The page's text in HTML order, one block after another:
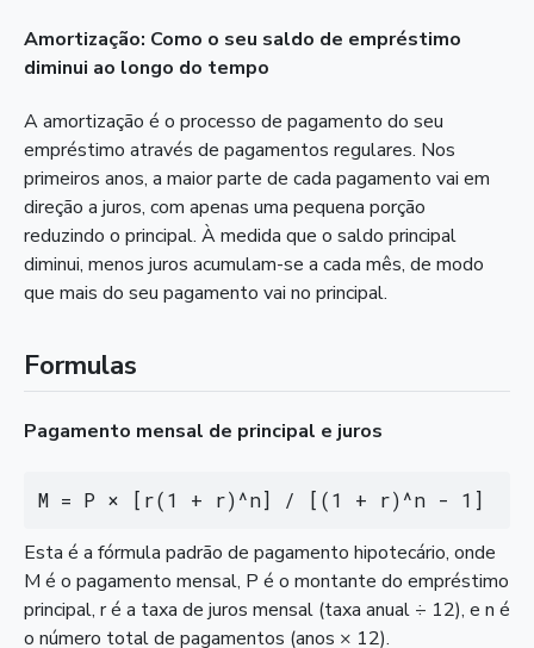
Amortização: Como o seu saldo de empréstimo
diminui ao longo do tempo
A amortização é o processo de pagamento do seu
empréstimo através de pagamentos regulares. Nos
primeiros anos, a maior parte de cada pagamento vai em
direção a juros, com apenas uma pequena porção
reduzindo o principal. À medida que o saldo principal
diminui, menos juros acumulam-se a cada mês, de modo
que mais do seu pagamento vai no principal.
Formulas
Pagamento mensal de principal e juros
M = P × [r(1 + r)^n] / [(1 + r)^n - 1]
Esta é a fórmula padrão de pagamento hipotecário, onde
M é o pagamento mensal, P é o montante do empréstimo
principal, r é a taxa de juros mensal (taxa anual ÷ 12), e n é
o número total de pagamentos (anos × 12).